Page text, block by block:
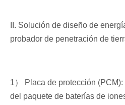
II. Solución de diseño de
probador de penetración de
1） Placa de protección
del paquete de baterías de